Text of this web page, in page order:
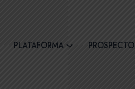
PLATAFORMA PROSPECTO